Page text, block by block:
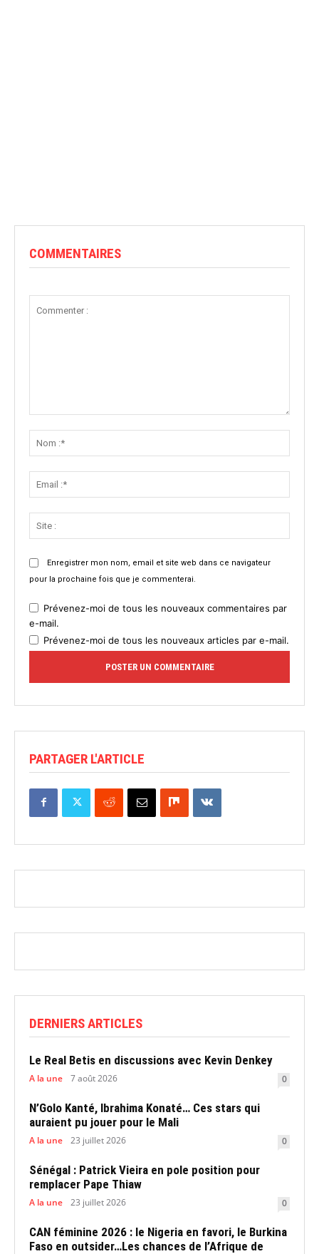
COMMENTAIRES
Enregistrer mon nom, email et site web dans ce navigateur
pour la prochaine fois que je commenterai.
Prévenez-moi de tous les nouveaux commentaires par
e-mail.
Prévenez-moi de tous les nouveaux articles par e-mail.
PARTAGER L'ARTICLE
DERNIERS ARTICLES
Le Real Betis en discussions avec Kevin Denkey
A la une 7 août 2026 0
N’Golo Kanté, Ibrahima Konaté… Ces stars qui
auraient pu jouer pour le Mali
A la une 23 juillet 2026 0
Sénégal : Patrick Vieira en pole position pour
remplacer Pape Thiaw
A la une 23 juillet 2026 0
CAN féminine 2026 : le Nigeria en favori, le Burkina
Faso en outsider…Les chances de l’Afrique de